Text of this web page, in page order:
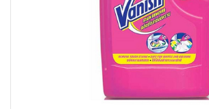
ขนมขบเคี้ยว และช็อคโกแลต
อาหารสด ผัก ผลไม้และเบเกอรี่